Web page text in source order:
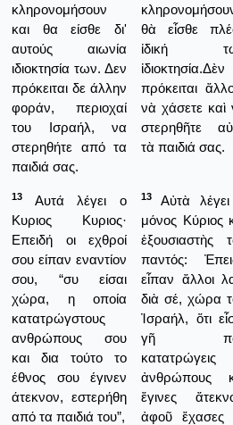
κληρονομήσουν
και θα είσθε δι'
αυτούς αιωνία
ιδιοκτησία των. Δεν
πρόκειται δε άλλην
φοράν, περιοχαί
του Ισραήλ, να
στερηθήτε από τα
παιδιά σας.
θὰ εἶσθε
ἰδική
ἰδιοκτησία.Δὲν
πρόκειται
νὰ χάσετε καὶ
στερηθῆτε
τὰ παιδιά σας.
13
Αυτά λέγει ο
Κυριος Κυριος·
Επειδή οι εχθροί
σου είπαν εναντίον
σου, “συ είσαι
χώρα, η οποία
κατατρώγστους
ανθρώπους σου
και δια τούτο το
έθνος σου έγινεν
άτεκνον, εστερήθη
από τα παιδιά του”,
13
Αὐτὰ
μόνος Κύριος
ἐξουσιαστὴς
παντός:
εἶπαν ἄλλοι
διὰ σέ, χώρα
Ἰσραήλ, ὅτι
γῆ
κατατρώγεις
ἀνθρώπους
ἔγινες
ἀφοῦ ἔχασες